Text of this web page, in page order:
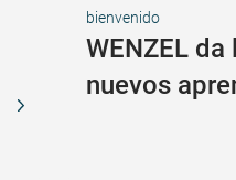
bienvenido
WENZEL
nuevos